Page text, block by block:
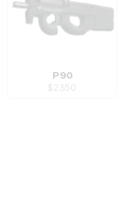
P90
$ 2350